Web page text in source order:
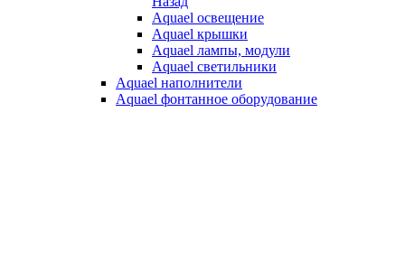
Aquael освещение
Aquael крышки
Aquael лампы, модули
Aquael светильники
Aquael наполнители
Aquael фонтанное оборудование